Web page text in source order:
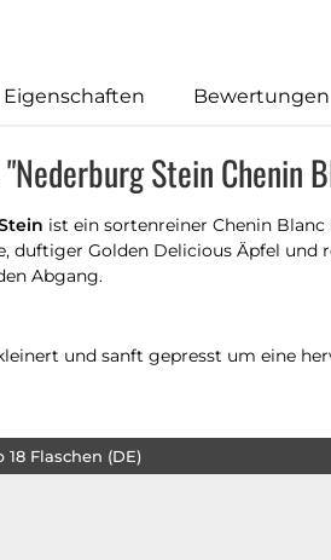
Eigenschaften Bewertungen
Stein Chenin
ist ein sortenreiner Chenin
duftiger Golden Delicious Äpfel
Abgang.
und sanft gepresst um eine
18 Flaschen (DE)